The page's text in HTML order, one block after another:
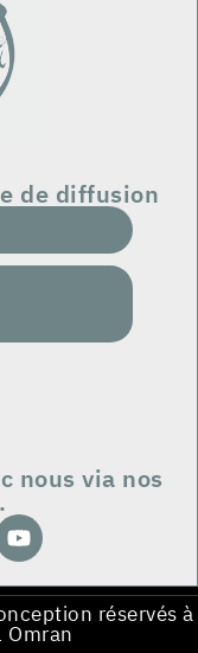
de diffusion
nous via nos
réservés à